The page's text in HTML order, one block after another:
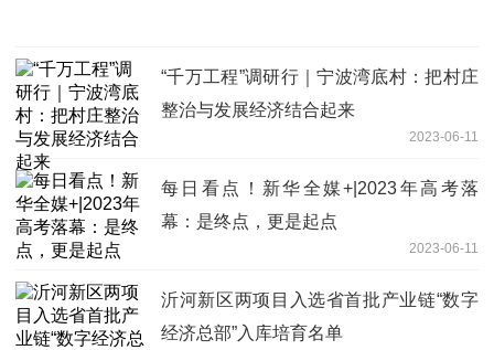
“千万工程”调研行｜宁波湾底村：把村庄
整治与发展经济结合起来
2023-06-11
每日看点！新华全媒+|2023年高考落
幕：是终点，更是起点
2023-06-11
沂河新区两项目入选省首批产业链“数字
经济总部”入库培育名单